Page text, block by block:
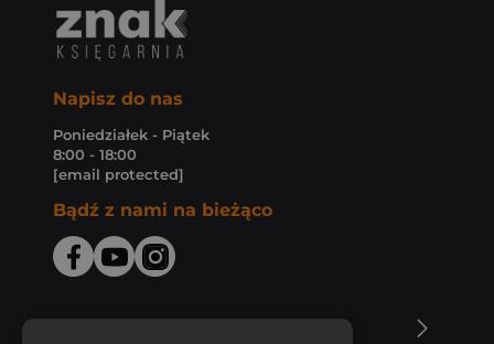
Napisz do nas
Poniedziałek - Piątek
8:00 - 18:00
[email protected]
Bądź z nami na bieżąco